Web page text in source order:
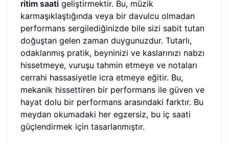
ritim saati geliştirmektir. Bu, müzik
karmaşıklaştığında veya bir davulcu olmadan
performans sergilediğinizde bile sizi sabit tutan
doğuştan gelen zaman duygunuzdur. Tutarlı,
odaklanmış pratik, beyninizi ve kaslarınızı nabzı
hissetmeye, vuruşu tahmin etmeye ve notaları
cerrahi hassasiyetle icra etmeye eğitir. Bu,
mekanik hissettiren bir performans ile güven ve
hayat dolu bir performans arasındaki farktır. Bu
meydan okumadaki her egzersiz, bu iç saati
güçlendirmek için tasarlanmıştır.